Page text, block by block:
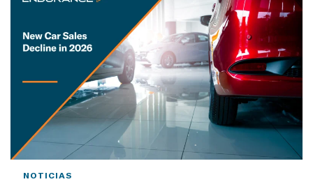
NOTICIAS